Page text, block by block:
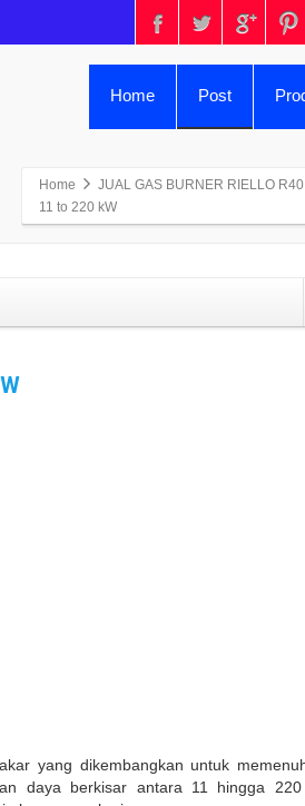
Home Post
Home
JUAL GAS BURNER RIELLO
11 to 220 kW
yang dikembangkan untuk
daya berkisar antara 11 hingga